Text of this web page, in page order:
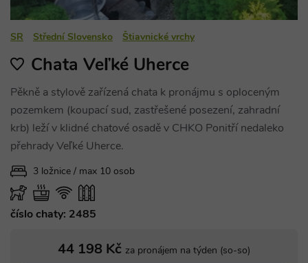
SR Střední Slovensko Štiavnické vrchy
Chata Veľké Uherce
Pěkně a stylově zařízená chata k pronájmu s oploceným
pozemkem (koupací sud, zastřešené posezení, zahradní
krb) leží v klidné chatové osadě v CHKO Ponitří nedaleko
přehrady Veľké Uherce.
3 ložnice / max 10 osob
číslo chaty: 2485
44 198 Kč za pronájem na týden (so-so)